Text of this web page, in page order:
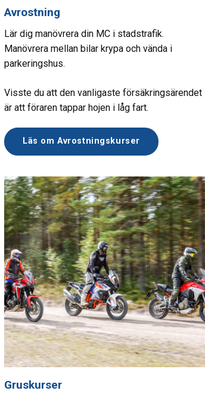
Avrostning
Lär dig manövrera din MC i stadstrafik.
Manövrera mellan bilar krypa och vända i
parkeringshus.
Visste du att den vanligaste försäkringsärendet
är att föraren tappar hojen i låg fart.
Läs om Avrostningskurser
Gruskurser